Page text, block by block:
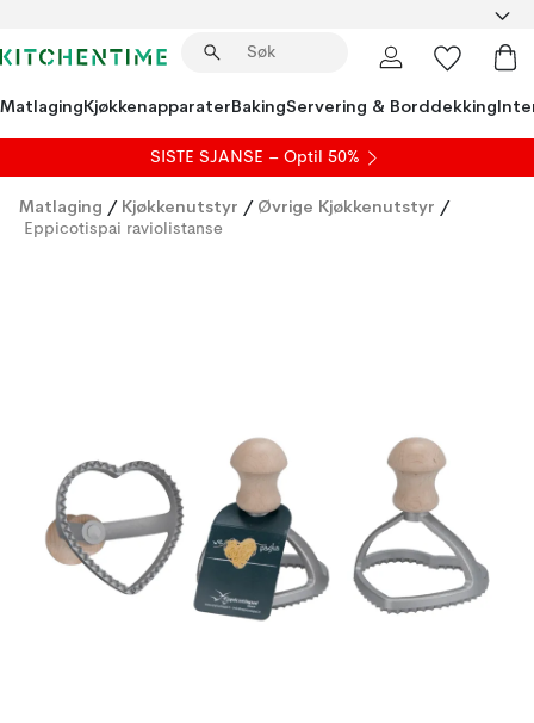
MatlagingKjøkkenapparaterBakingServering & Borddekking
SISTE SJANSE – Optil 50%
Matlaging / Kjøkkenutstyr / Øvrige Kjøkkenutstyr /
Eppicotispai raviolistanse